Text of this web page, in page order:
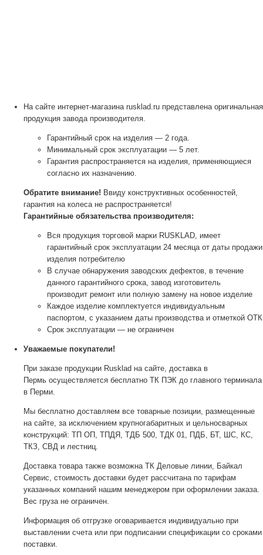
На сайте интернет-магазина rusklad.ru представлена оригинальная
продукция завода производителя.
Гарантийный срок на изделия — 2 года.
Минимальный срок эксплуатации — 5 лет.
Гарантия распространяется на изделия, применяющиеся
согласно их назначению.
Обратите внимание! Ввиду конструктивных особенностей,
гарантия на колеса не распространяется!
Гарантийные обязательства производителя:
Вся продукция торговой марки RUSKLAD, имеет
гарантийный срок эксплуатации 24 месяца от даты продажи
изделия потребителю
В случае обнаружения заводских дефектов, в течение
данного гарантийного срока, завод изготовитель
производит ремонт или полную замену на новое изделие
Каждое изделие комплектуется индивидуальным
паспортом, с указанием даты производства и отметкой ОТК
Срок эксплуатации — не ограничен
Уважаемые покупатели!
При заказе продукции Rusklad на сайте, доставка в
Пермь осуществляется бесплатно ТК ПЭК до главного терминала
в Перми.
Мы бесплатно доставляем все товарные позиции, размещенные
на сайте, за исключением крупногабаритных и цельносварных
конструкций: ТП ОП, ТПДЯ, ТДБ 500, ТДК 01, ПДБ, БТ, ШС, КС,
ТКЗ, СВД и лестниц.
Доставка товара также возможна ТК Деловые линии, Байкал
Сервис, стоимость доставки будет рассчитана по тарифам
указанных компаний нашим менеджером при оформлении заказа.
Вес груза не ограничен.
Информация об отгрузке оговаривается индивидуально при
выставлении счета или при подписании спецификации со сроками
поставки.